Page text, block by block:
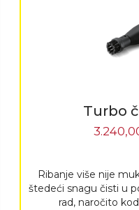
Turbo
Ribanje više nije
štedeći snagu čisti u
rad, naročito